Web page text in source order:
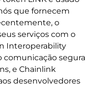
que fornecem
o
serviços com o
Interoperability
comunicação segura
e Chainlink
desenvolvedores